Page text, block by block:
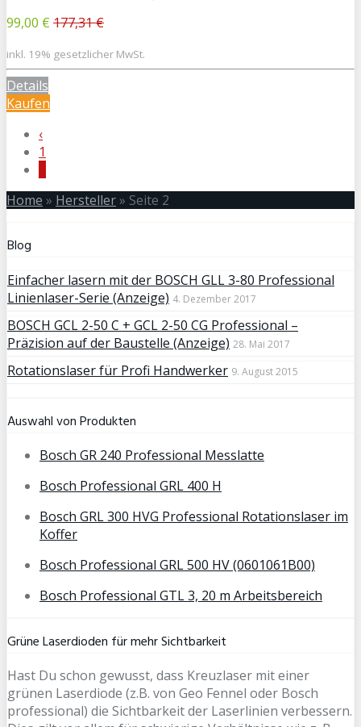
99,00 € 177,31 €
inkl. 19% gesetzlicher MwSt.
Details
Kaufen
‹
1
Home » Hersteller» Seite 2
Blog
Einfacher lasern mit der BOSCH GLL 3-80 Professional
Linienlaser-Serie (Anzeige) 4. Dezember 2017
BOSCH GCL 2-50 C + GCL 2-50 CG Professional –
Präzision auf der Baustelle (Anzeige) 28. Mai 2017
Rotationslaser für Profi Handwerker 9. August 2015
Auswahl von Produkten
Bosch GR 240 Professional Messlatte
Bosch Professional GRL 400 H
Bosch GRL 300 HVG Professional Rotationslaser im
Koffer
Bosch Professional GRL 500 HV (0601061B00)
Bosch Professional GTL 3, 20 m Arbeitsbereich
Grüne Laserdioden für mehr Sichtbarkeit
Hast Du schon gewusst, dass Kreuzlaser mit einer
grünen Laserdiode (z.B. von Geo Fennel oder Bosch
professional) die Sichtbarkeit der Laserlinien verbessern.